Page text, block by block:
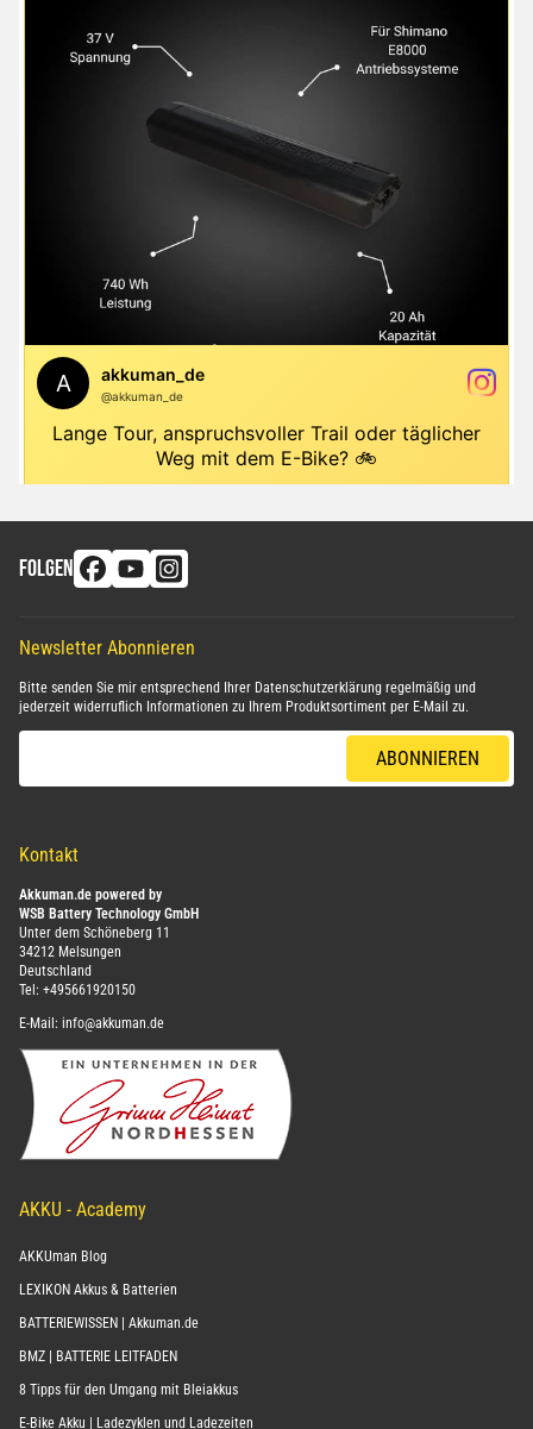
FOLGEN
Newsletter Abonnieren
Bitte senden Sie mir entsprechend Ihrer Datenschutzerklärung regelmäßig und
jederzeit widerruflich Informationen zu Ihrem Produktsortiment per E-Mail zu.
ABONNIEREN
Kontakt
Akkuman.de powered by
WSB Battery Technology GmbH
Unter dem Schöneberg 11
34212 Melsungen
Deutschland
Tel: +495661920150
E-Mail: info@akkuman.de
AKKU - Academy
AKKUman Blog
LEXIKON Akkus & Batterien
BATTERIEWISSEN | Akkuman.de
BMZ | BATTERIE LEITFADEN
8 Tipps für den Umgang mit Bleiakkus
E-Bike Akku | Ladezyklen und Ladezeiten